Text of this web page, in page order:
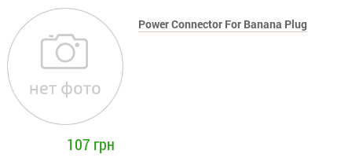
Power Connector For Banana Plug
107 грн